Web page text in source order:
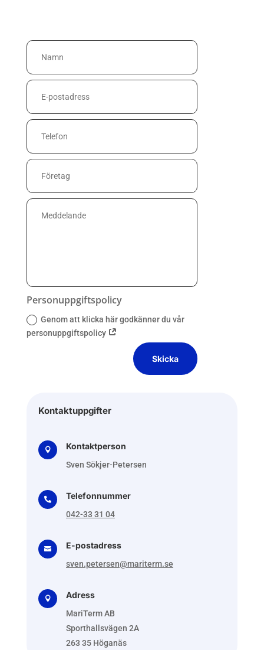
Personuppgiftspolicy
Genom att klicka här godkänner du vår
personuppgiftspolicy
Skicka
Kontaktuppgifter
 Kontaktperson
Sven Sökjer-Petersen
 Telefonnummer
042-33 31 04
 E-postadress
sven.petersen@mariterm.se
 Adress
MariTerm AB
Sporthallsvägen 2A
263 35 Höganäs